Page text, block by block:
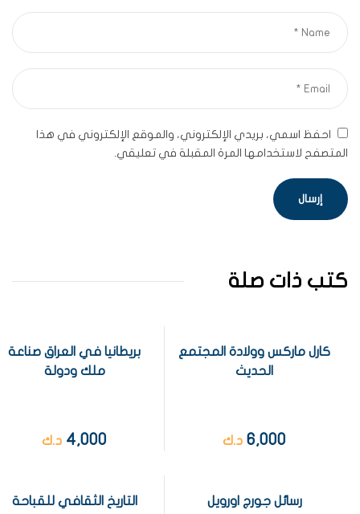
احفظ اسمي، بريدي الإلكتروني، والموقع الإلكتروني في هذا
المتصفح لاستخدامها المرة المقبلة في تعليقي.
كتب ذات صلة
كارل ماركس وولادة المجتمع
الحديث
6,000 د.ك
بريطانيا في العراق صناعة
ملك ودولة
4,000 د.ك
رسائل جورج اورويل التاريخ الثقافي للقباحة